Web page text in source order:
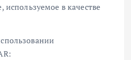
используемое в качестве